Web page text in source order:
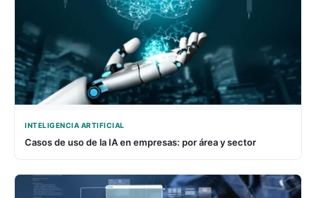
INTELIGENCIA ARTIFICIAL
Casos de uso de la IA en empresas: por área y sector